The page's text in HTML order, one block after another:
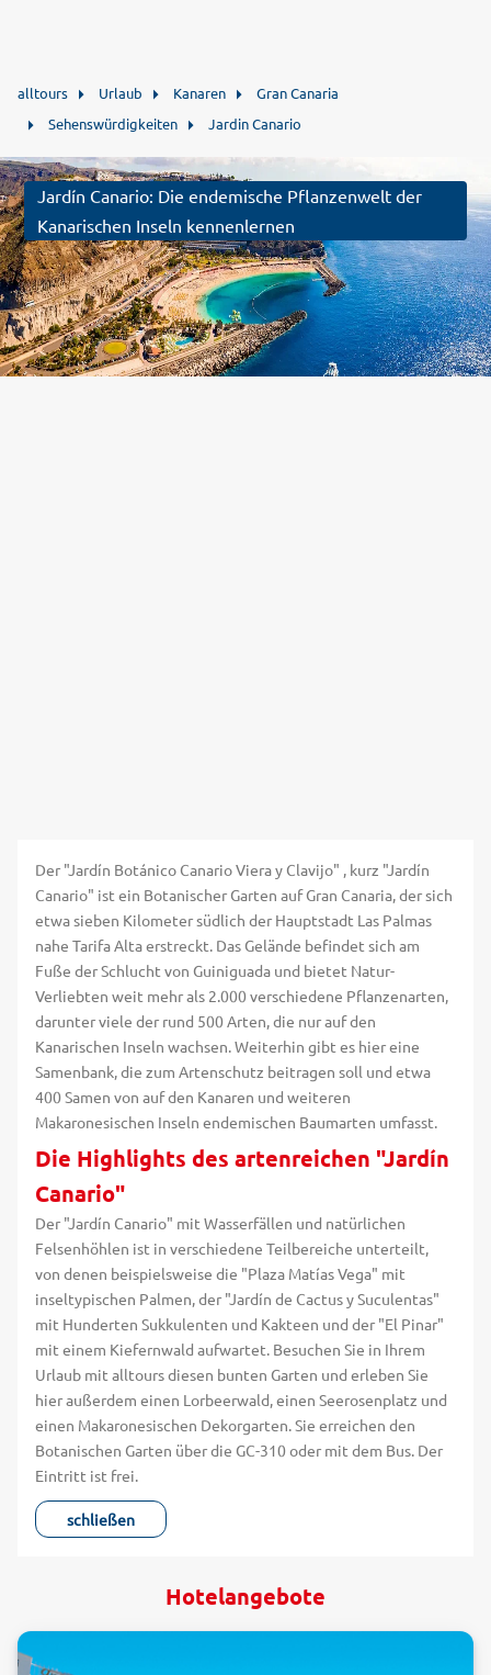
alltours Urlaub Kanaren
Gran Canaria
Sehenswürdigkeiten
Jardin Canario
Jardín Canario: Die endemische Pflanzenwelt der
Kanarischen Inseln kennenlernen
Der "Jardín Botánico Canario Viera y Clavijo" , kurz "Jardín
Canario" ist ein Botanischer Garten auf Gran Canaria, der sich
etwa sieben Kilometer südlich der Hauptstadt Las Palmas
nahe Tarifa Alta erstreckt. Das Gelände befindet sich am
Fuße der Schlucht von Guiniguada und bietet Natur-
Verliebten weit mehr als 2.000 verschiedene Pflanzenarten,
darunter viele der rund 500 Arten, die nur auf den
Kanarischen Inseln wachsen. Weiterhin gibt es hier eine
Samenbank, die zum Artenschutz beitragen soll und etwa
400 Samen von auf den Kanaren und weiteren
Makaronesischen Inseln endemischen Baumarten umfasst.
Die Highlights des artenreichen "Jardín
Canario"
Der "Jardín Canario" mit Wasserfällen und natürlichen
Felsenhöhlen ist in verschiedene Teilbereiche unterteilt,
von denen beispielsweise die "Plaza Matías Vega" mit
inseltypischen Palmen, der "Jardín de Cactus y Suculentas"
mit Hunderten Sukkulenten und Kakteen und der "El Pinar"
mit einem Kiefernwald aufwartet. Besuchen Sie in Ihrem
Urlaub mit alltours diesen bunten Garten und erleben Sie
hier außerdem einen Lorbeerwald, einen Seerosenplatz und
einen Makaronesischen Dekorgarten. Sie erreichen den
Botanischen Garten über die GC-310 oder mit dem Bus. Der
Eintritt ist frei.
schließen
Hotelangebote